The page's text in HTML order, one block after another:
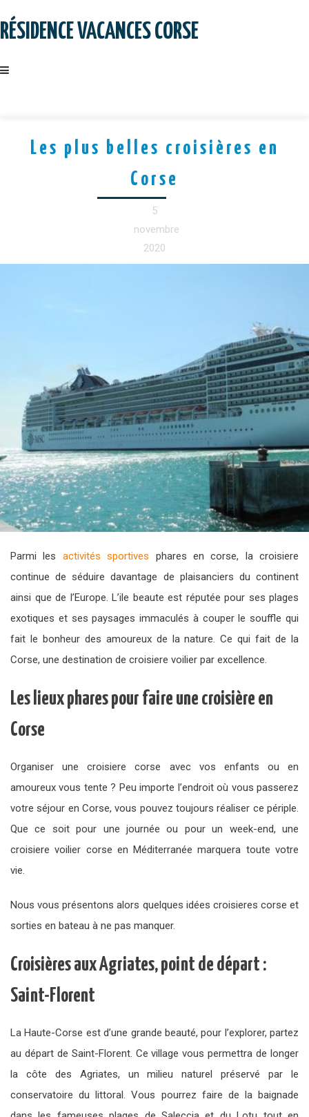
toRÉSIDENCE VACANCES CORSE
Les plus belles croisières en
Corse
5
novembre
2020
Parmi les activités sportives phares en corse, la croisiere
continue de séduire davantage de plaisanciers du continent
ainsi que de l’Europe. L’ile beaute est réputée pour ses plages
exotiques et ses paysages immaculés à couper le souffle qui
fait le bonheur des amoureux de la nature. Ce qui fait de la
Corse, une destination de croisiere voilier par excellence.
Les lieux phares pour faire une croisière en
Corse
Organiser une croisiere corse avec vos enfants ou en
amoureux vous tente ? Peu importe l’endroit où vous passerez
votre séjour en Corse, vous pouvez toujours réaliser ce périple.
Que ce soit pour une journée ou pour un week-end, une
croisiere voilier corse en Méditerranée marquera toute votre
vie.
Nous vous présentons alors quelques idées croisieres corse et
sorties en bateau à ne pas manquer.
Croisières aux Agriates, point de départ :
Saint-Florent
La Haute-Corse est d’une grande beauté, pour l’explorer, partez
au départ de Saint-Florent. Ce village vous permettra de longer
la côte des Agriates, un milieu naturel préservé par le
conservatoire du littoral. Vous pourrez faire de la baignade